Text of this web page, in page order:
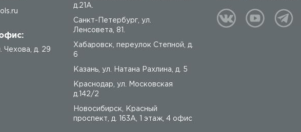
Чехова, д. 29
д.21А.
Санкт-Петербург, ул.
Ленсовета, 81.
Хабаровск, переулок Степной, д.
6
Казань, ул. Натана Рахлина, д. 5
Краснодар, ул. Московская
д.142/2
Новосибирск, Красный
проспект, д. 163А, 1 этаж, 4 офис